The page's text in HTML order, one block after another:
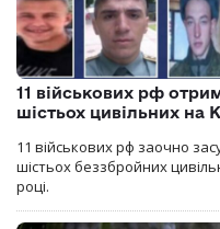
11 військових рф
шістьох цивільних на
11 військових рф заочно
шістьох беззбройних
році.